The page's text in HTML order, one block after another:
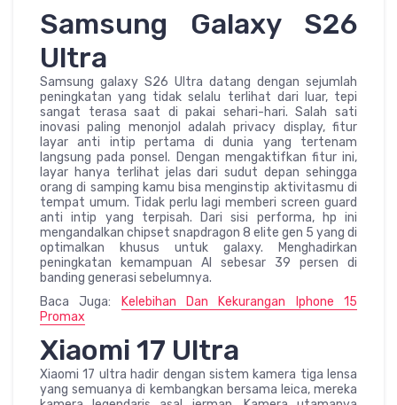
Samsung Galaxy S26
Ultra
Samsung galaxy S26 Ultra datang dengan sejumlah
peningkatan yang tidak selalu terlihat dari luar, tepi
sangat terasa saat di pakai sehari-hari. Salah sati
inovasi paling menonjol adalah privacy display, fitur
layar anti intip pertama di dunia yang tertenam
langsung pada ponsel. Dengan mengaktifkan fitur ini,
layar hanya terlihat jelas dari sudut depan sehingga
orang di samping kamu bisa menginstip aktivitasmu di
tempat umum. Tidak perlu lagi memberi screen guard
anti intip yang terpisah. Dari sisi performa, hp ini
mengandalkan chipset snapdragon 8 elite gen 5 yang di
optimalkan khusus untuk galaxy. Menghadirkan
peningkatan kemampuan AI sebesar 39 persen di
banding generasi sebelumnya.
Baca Juga:
Kelebihan Dan Kekurangan Iphone 15
Promax
Xiaomi 17 Ultra
Xiaomi 17 ultra hadir dengan sistem kamera tiga lensa
yang semuanya di kembangkan bersama leica, mereka